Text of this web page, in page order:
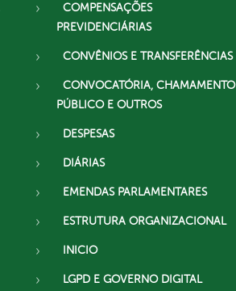
COMPENSAÇÕES
PREVIDENCIÁRIAS
CONVÊNIOS E TRANSFERÊNCIAS
CONVOCATÓRIA, CHAMAMENTO
PÚBLICO E OUTROS
DESPESAS
DIÁRIAS
EMENDAS PARLAMENTARES
ESTRUTURA ORGANIZACIONAL
INICIO
LGPD E GOVERNO DIGITAL